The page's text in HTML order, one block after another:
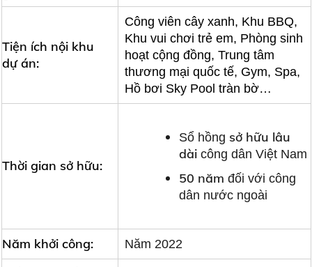
Tiện ích nội khu
dự án:
Công viên cây xanh, Khu BBQ,
Khu vui chơi trẻ em, Phòng sinh
hoạt cộng đồng, Trung tâm
thương mại quốc tế, Gym, Spa,
Hồ bơi Sky Pool tràn bờ…
Thời gian sở hữu:
Sổ hồng sở hữu lâu
dàicông dân Việt Nam
50 năm đối với công
dân nước ngoài
Năm khởi công: Năm 2022